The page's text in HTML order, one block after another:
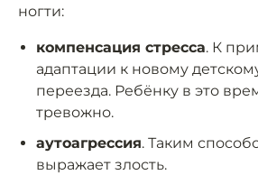
ногти:
компенсация стресса. К
адаптации к новому
переезда. Ребёнку в это
тревожно.
аутоагрессия. Таким
выражает злость.